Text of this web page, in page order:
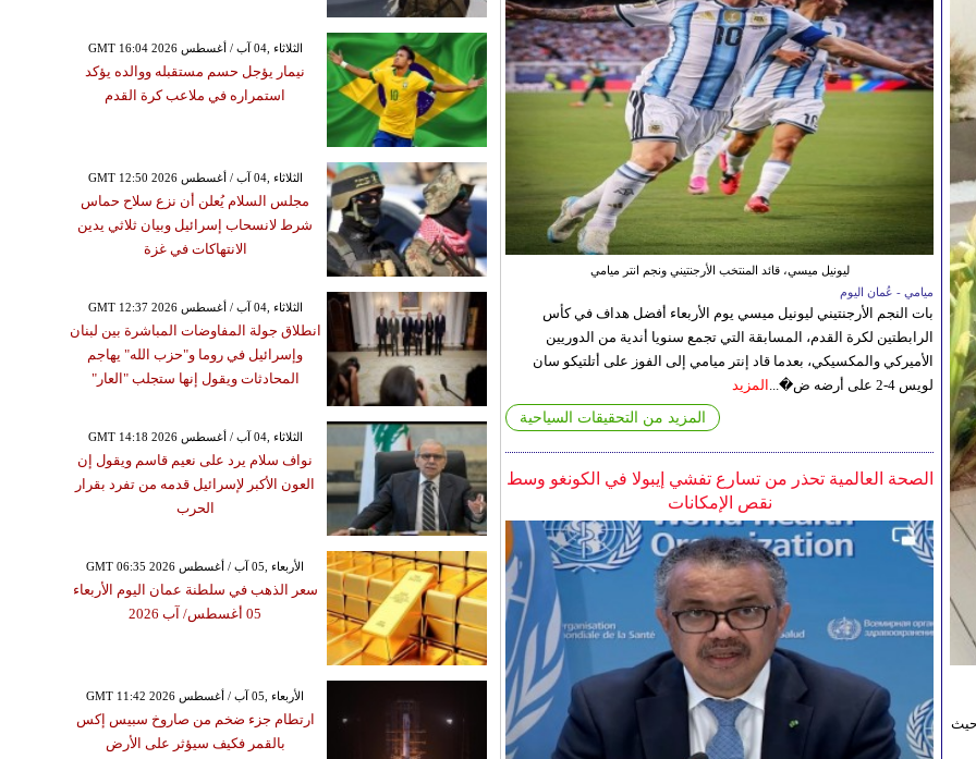
ليونيل ميسي، قائد المنتخب الأرجنتيني ونجم انتر ميامي
ميامي - عُمان اليوم
بات النجم الأرجنتيني ليونيل ميسي يوم الأربعاء أفضل هداف في كأس
الرابطتين لكرة القدم، المسابقة التي تجمع سنويا أندية من الدوريين
الأميركي والمكسيكي، بعدما قاد إنتر ميامي إلى الفوز على أتلتيكو سان
لويس 4-2 على أرضه ض�...
المزيد
المزيد من التحقيقات السياحية
الصحة العالمية تحذر من تسارع تفشي إيبولا في الكونغو وسط
نقص الإمكانات
حيث
GMT 16:04 2026 الثلاثاء ,04 آب / أغسطس
نيمار يؤجل حسم مستقبله ووالده يؤكد
استمراره في ملاعب كرة القدم
GMT 12:50 2026 الثلاثاء ,04 آب / أغسطس
مجلس السلام يُعلن أن نزع سلاح حماس
شرط لانسحاب إسرائيل وبيان ثلاثي يدين
الانتهاكات في غزة
GMT 12:37 2026 الثلاثاء ,04 آب / أغسطس
انطلاق جولة المفاوضات المباشرة بين لبنان
وإسرائيل في روما و"حزب الله" يهاجم
المحادثات ويقول إنها ستجلب "العار"
GMT 14:18 2026 الثلاثاء ,04 آب / أغسطس
نواف سلام يرد على نعيم قاسم ويقول إن
العون الأكبر لإسرائيل قدمه من تفرد بقرار
الحرب
GMT 06:35 2026 الأربعاء ,05 آب / أغسطس
سعر الذهب في سلطنة عمان اليوم الأربعاء
05 أغسطس/ آب 2026
GMT 11:42 2026 الأربعاء ,05 آب / أغسطس
ارتطام جزء ضخم من صاروخ سبيس إكس
بالقمر فكيف سيؤثر على الأرض